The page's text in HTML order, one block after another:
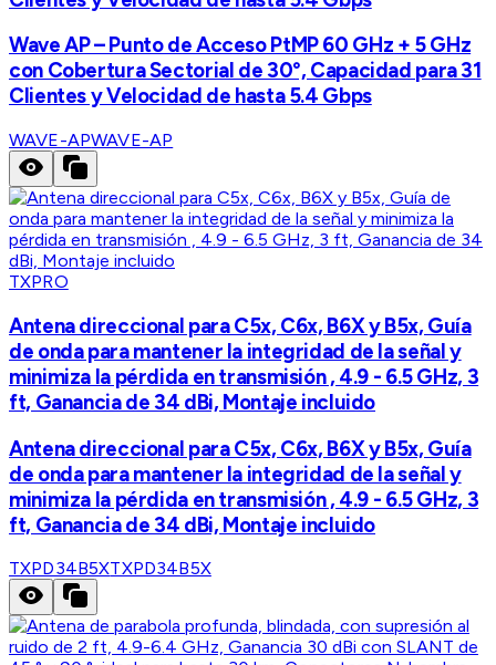
Wave AP – Punto de Acceso PtMP 60 GHz + 5 GHz
con Cobertura Sectorial de 30°, Capacidad para 31
Clientes y Velocidad de hasta 5.4 Gbps
WAVE-APWAVE-AP
TXPRO
Antena direccional para C5x, C6x, B6X y B5x, Guía
de onda para mantener la integridad de la señal y
minimiza la pérdida en transmisión , 4.9 - 6.5 GHz, 3
ft, Ganancia de 34 dBi, Montaje incluido
Antena direccional para C5x, C6x, B6X y B5x, Guía
de onda para mantener la integridad de la señal y
minimiza la pérdida en transmisión , 4.9 - 6.5 GHz, 3
ft, Ganancia de 34 dBi, Montaje incluido
TXPD34B5XTXPD34B5X